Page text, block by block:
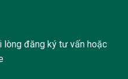
lòng đăng ký tư vấn hoặc